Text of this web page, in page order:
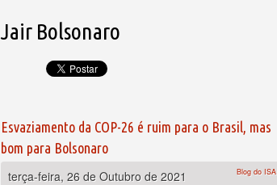
Jair Bolsonaro
Esvaziamento da COP-26 é ruim para o Brasil, mas
bom para Bolsonaro
terça-feira, 26 de Outubro de 2021
Blog do ISA
Páginas